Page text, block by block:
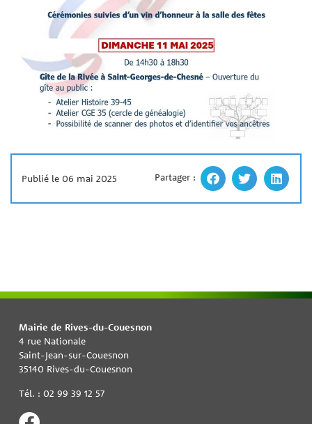
Publié le 06 mai 2025 Partager :
Mairie de Rives-du-Couesnon
4 rue Nationale
Saint-Jean-sur-Couesnon
35140 Rives-du-Couesnon
Tél. : 02 99 39 12 57